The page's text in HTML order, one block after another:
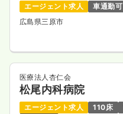
エージェント求人
車通勤可
広島県三原市
医療法人杏仁会
松尾内科病院
エージェント求人 110床